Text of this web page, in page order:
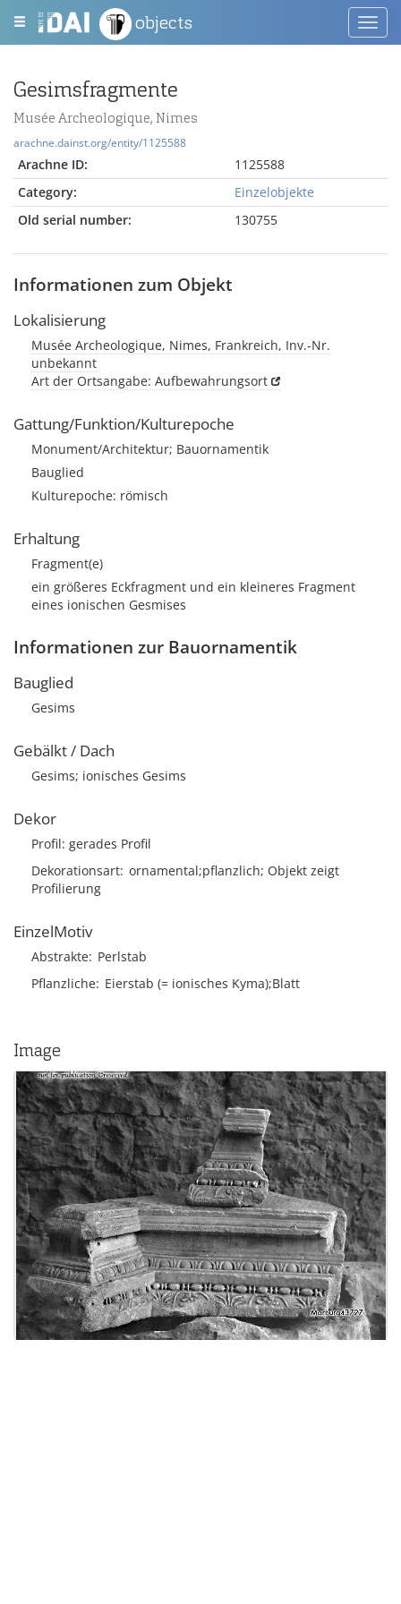
objects
Gesimsfragmente
Musée Archeologique, Nimes
arachne.dainst.org/entity/1125588
Arachne ID:
1125588
Category:
Einzelobjekte
Old serial number:
130755
Informationen zum Objekt
Lokalisierung
Musée Archeologique, Nimes, Frankreich, Inv.-Nr.
unbekannt
Art der Ortsangabe: Aufbewahrungsort
Gattung/Funktion/Kulturepoche
Monument/Architektur; Bauornamentik
Bauglied
Kulturepoche: römisch
Erhaltung
Fragment(e)
ein größeres Eckfragment und ein kleineres Fragment
eines ionischen Gesmises
Informationen zur Bauornamentik
Bauglied
Gesims
Gebälkt / Dach
Gesims; ionisches Gesims
Dekor
Profil: gerades Profil
Dekorationsart ornamental;pflanzlich; Objekt zeigt
Profilierung
EinzelMotiv
Abstrakte Perlstab
Pflanzliche Eierstab (= ionisches Kyma);Blatt
Image